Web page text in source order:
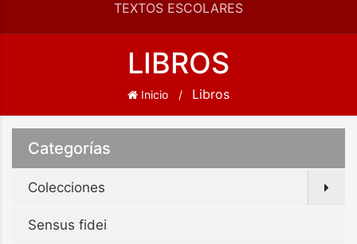
TEXTOS ESCOLARES
LIBROS
Inicio Libros
Categorías
Colecciones
Sensus fidei